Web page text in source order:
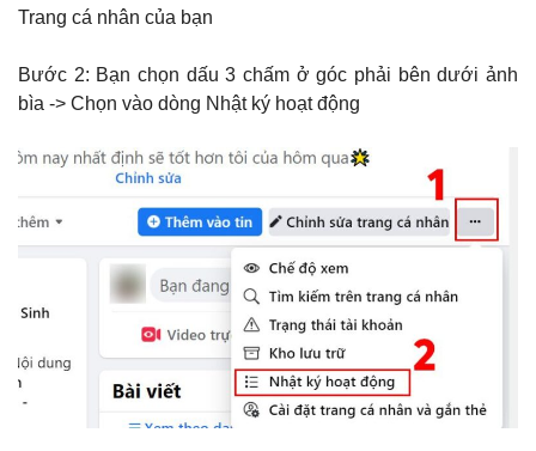
Trang cá nhân của bạn
Bước 2: Bạn chọn dấu 3 chấm ở góc phải bên dưới ảnh
bìa -> Chọn vào dòng Nhật ký hoạt động